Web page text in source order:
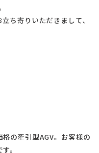
ち寄りいただきまして、
の牽引型AGV。お客様の
。